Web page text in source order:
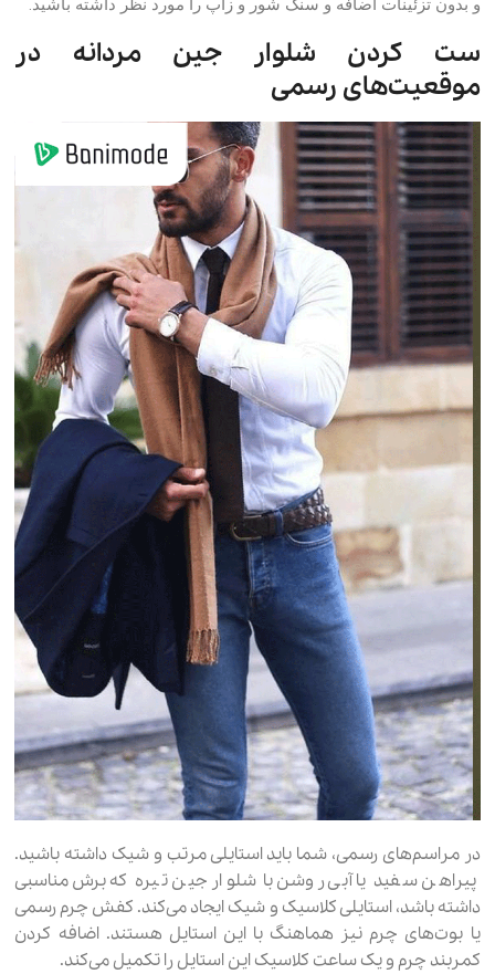
ست کردن شلوار جین مردانه در
موقعیت‌های رسمی
در مراسم‌های رسمی، شما باید استایلی مرتب و شیک داشته باشید.
پیراهن سفید یا آبی روشن با شلوار جین تیره که برش مناسبی
داشته باشد، استایلی کلاسیک و شیک ایجاد می‌کند. کفش چرم رسمی
یا بوت‌های چرم نیز هماهنگ با این استایل هستند. اضافه کردن
کمربند چرم و یک ساعت کلاسیک این استایل را تکمیل می‌کند.